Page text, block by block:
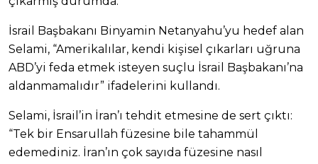
İsrail Başbakanı Binyamin Netanyahu’yu hedef alan
Selami, “Amerikalılar, kendi kişisel çıkarları uğruna
ABD’yi feda etmek isteyen suçlu İsrail Başbakanı’na
aldanmamalıdır” ifadelerini kullandı.
Selami, İsrail’in İran’ı tehdit etmesine de sert çıktı:
“Tek bir Ensarullah füzesine bile tahammül
edemediniz. İran’ın çok sayıda füzesine nasıl